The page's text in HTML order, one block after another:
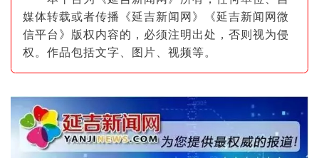
媒体转载或者传播《延吉新闻网》《延吉新闻网微
信平台》版权内容的，必须注明出处，否则视为侵
权。作品包括文字、图片 、视频等。